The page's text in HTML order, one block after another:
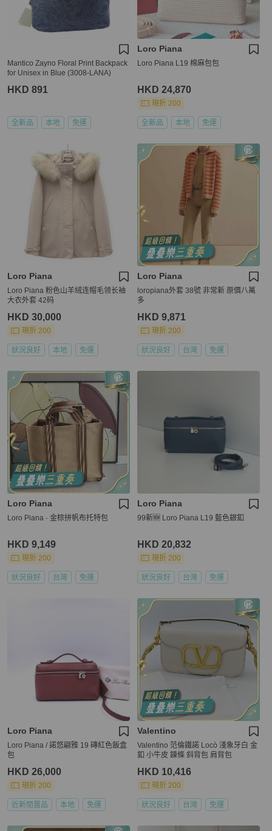
Mantico Zayno Floral Print Backpack
for Unisex in Blue (3008-LANA)
HKD 891
全新品 本地 免運
Loro Piana
Loro Piana L19 棉麻包包
HKD 24,870
現折 200
全新品 本地 免運
Loro Piana
Loro Piana 粉色山羊绒连帽毛领长袖
大衣外套 42码
HKD 30,000
現折 200
狀況良好 本地 免運
Loro Piana
loropiana外套 38號 非常新 原價八萬
多
HKD 9,871
現折 200
狀況良好 台灣 免運
Loro Piana
Loro Piana · 金棕拼帆布托特包
HKD 9,149
現折 200
狀況良好 台灣 免運
Loro Piana
99新🆕 Loro Piana L19 藍色銀釦
HKD 20,832
現折 200
狀況良好 台灣 免運
Loro Piana
Loro Piana / 諾悠翩雅 19 磚紅色飯盒
包
HKD 26,000
現折 200
近新閒置品 本地 免運
Valentino
Valentino 范倫鐵諾 Locò 淺象牙白 金
釦 小牛皮 鍊條 斜背包 肩背包
HKD 10,416
現折 200
狀況良好 台灣 免運